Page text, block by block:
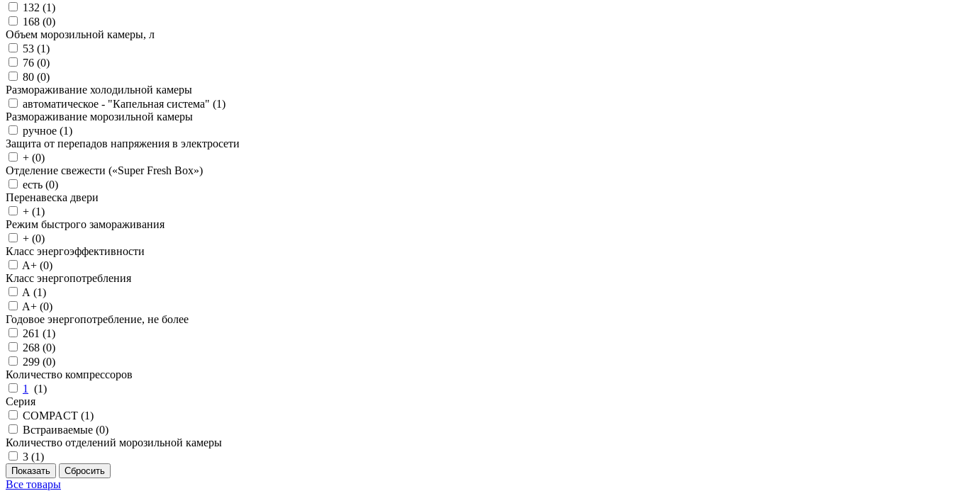
132 (1)
168 (0)
Объем морозильной камеры, л
53 (1)
76 (0)
80 (0)
Размораживание холодильной камеры
автоматическое - "Капельная система" (1)
Размораживание морозильной камеры
ручное (1)
Защита от перепадов напряжения в электросети
+ (0)
Отделение свежести («Super Fresh Box»)
есть (0)
Перенавеска двери
+ (1)
Режим быстрого замораживания
+ (0)
Класс энергоэффективности
A+ (0)
Класс энергопотребления
A (1)
A+ (0)
Годовое энергопотребление, не более
261 (1)
268 (0)
299 (0)
Количество компрессоров
1
(1)
Серия
COMPACT (1)
Встраиваемые (0)
Количество отделений морозильной камеры
3 (1)
Все товары